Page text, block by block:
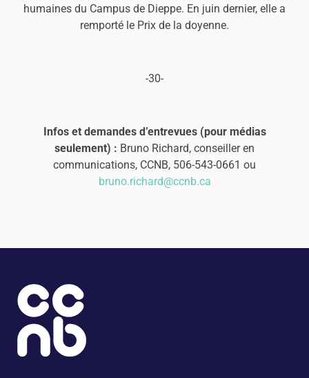
humaines du Campus de Dieppe. En juin dernier, elle a
remporté le Prix de la doyenne.
-30-
Infos et demandes d’entrevues (pour médias
seulement) : Bruno Richard, conseiller en
communications, CCNB, 506-543-0661 ou
bruno.richard@ccnb.ca